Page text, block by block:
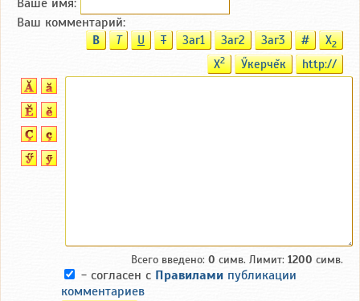
Ваше имя:
Ваш комментарий:
B T U T Заг1 Заг2 Заг3 # X2
X2 Ӳкерчĕк http://
Всего введено: 0 симв. Лимит: 1200 симв.
- согласен с Правилами публикации
комментариев